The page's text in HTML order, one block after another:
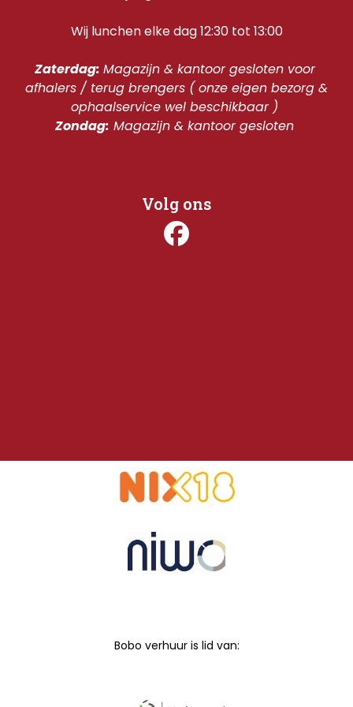
Wij lunchen elke dag 12:30 tot 13:00
Zaterdag: Magazijn & kantoor gesloten voor
afhalers / terug brengers ( onze eigen bezorg &
ophaalservice wel beschikbaar )
Zondag: Magazijn & kantoor gesloten
Volg ons
Bobo verhuur is lid van: